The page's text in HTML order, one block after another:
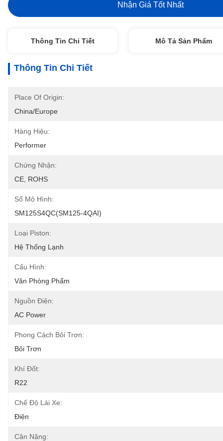
Nhận Giá Tốt Nhất
Thông Tin Chi Tiết Mô Tả Sản Phẩm
Thông Tin Chi Tiết
Place Of Origin:
China/Europe
Hàng Hiệu:
Performer
Chứng Nhận:
CE, ROHS
Số Mô Hình:
SM125S4QC(SM125-4QAI)
Loại Piston:
Hệ Thống Lạnh
Cấu Hình:
Văn Phòng Phẩm
Nguồn Điện:
AC Power
Phong Cách Bôi Trơn:
Bôi Trơn
Khí Đốt:
R22
Chế Độ Lái Xe:
Điện
Cân Nặng: